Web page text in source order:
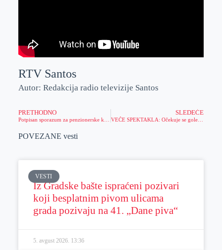
RTV Santos
Autor: Redakcija radio televizije Santos
PRETHODNO SLEDEĆE
POVEZANE vesti
VESTI
Iz Gradske bašte ispraćeni pozivari
koji besplatnim pivom ulicama
grada pozivaju na 41. „Dane piva“
5. avgust 2026. 13:36